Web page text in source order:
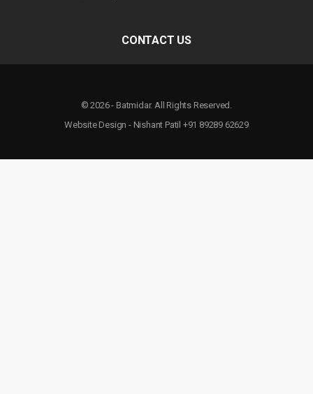
CONTACT US
© 2026 - Batmidar. All Rights Reserved.
Website Design - Nishant Patil +91 89289 62629